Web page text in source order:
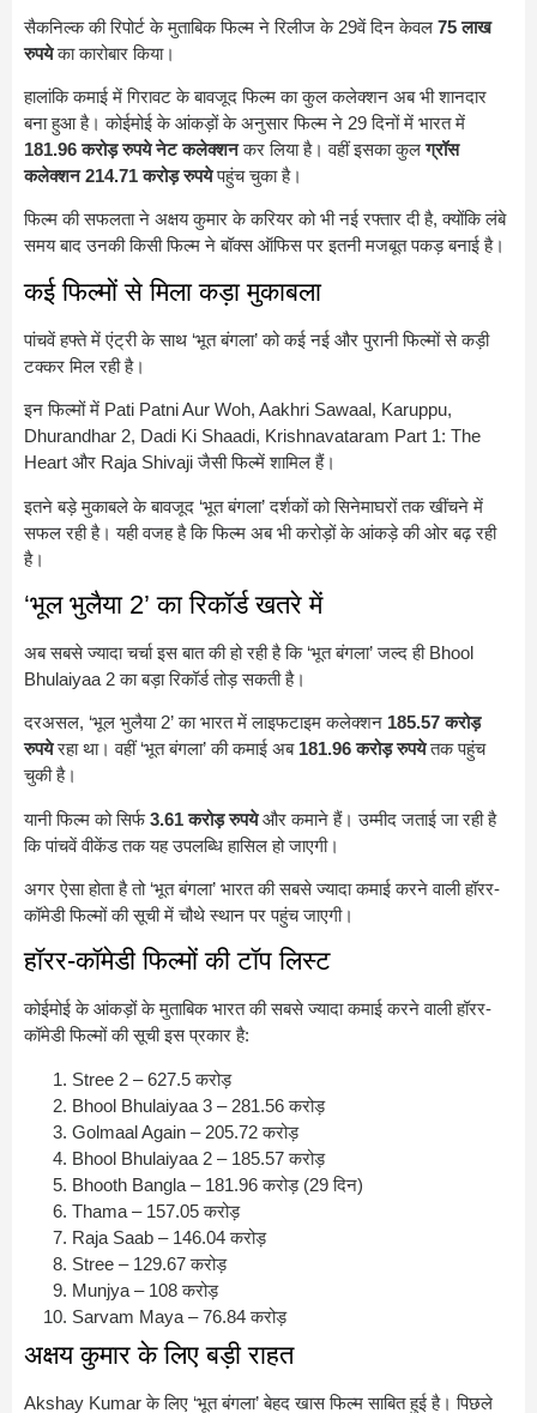
सैकनिल्क की रिपोर्ट के मुताबिक फिल्म ने रिलीज के 29वें दिन केवल 75 लाख
रुपयेका कारोबार किया।
हालांकि कमाई में गिरावट के बावजूद फिल्म का कुल कलेक्शन अब भी शानदार
बना हुआ है। कोईमोई के आंकड़ों के अनुसार फिल्म ने 29 दिनों में भारत में
181.96 करोड़ रुपये नेट कलेक्शनकर लिया है। वहीं इसका कुलग्रॉस
कलेक्शन 214.71 करोड़ रुपयेपहुंच चुका है।
फिल्म की सफलता ने अक्षय कुमार के करियर को भी नई रफ्तार दी है, क्योंकि लंबे
समय बाद उनकी किसी फिल्म ने बॉक्स ऑफिस पर इतनी मजबूत पकड़ बनाई है।
कई फिल्मों से मिला कड़ा मुकाबला
पांचवें हफ्ते में एंट्री के साथ ‘भूत बंगला’ को कई नई और पुरानी फिल्मों से कड़ी
टक्कर मिल रही है।
इन फिल्मों में Pati Patni Aur Woh, Aakhri Sawaal, Karuppu,
Dhurandhar 2, Dadi Ki Shaadi, Krishnavataram Part 1: The
Heart और Raja Shivajiजैसी फिल्में शामिल हैं।
इतने बड़े मुकाबले के बावजूद ‘भूत बंगला’ दर्शकों को सिनेमाघरों तक खींचने में
सफल रही है। यही वजह है कि फिल्म अब भी करोड़ों के आंकड़े की ओर बढ़ रही
है।
‘भूल भुलैया 2’ का रिकॉर्ड खतरे में
अब सबसे ज्यादा चर्चा इस बात की हो रही है कि ‘भूत बंगला’ जल्द ही Bhool
Bhulaiyaa 2का बड़ा रिकॉर्ड तोड़ सकती है।
दरअसल, ‘भूल भुलैया 2’ का भारत में लाइफटाइम कलेक्शन 185.57 करोड़
रुपयेरहा था। वहीं ‘भूत बंगला’ की कमाई अब 181.96 करोड़ रुपयेतक पहुंच
चुकी है।
यानी फिल्म को सिर्फ3.61 करोड़ रुपयेऔर कमाने हैं। उम्मीद जताई जा रही है
कि पांचवें वीकेंड तक यह उपलब्धि हासिल हो जाएगी।
अगर ऐसा होता है तो ‘भूत बंगला’ भारत की सबसे ज्यादा कमाई करने वाली हॉरर-
कॉमेडी फिल्मों की सूची में चौथे स्थान पर पहुंच जाएगी।
हॉरर-कॉमेडी फिल्मों की टॉप लिस्ट
कोईमोई के आंकड़ों के मुताबिक भारत की सबसे ज्यादा कमाई करने वाली हॉरर-
कॉमेडी फिल्मों की सूची इस प्रकार है:
Stree 2 – 627.5 करोड़
Bhool Bhulaiyaa 3 – 281.56 करोड़
Golmaal Again – 205.72 करोड़
Bhool Bhulaiyaa 2 – 185.57 करोड़
Bhooth Bangla – 181.96 करोड़ (29 दिन)
Thama – 157.05 करोड़
Raja Saab – 146.04 करोड़
Stree – 129.67 करोड़
Munjya – 108 करोड़
Sarvam Maya – 76.84 करोड़
अक्षय कुमार के लिए बड़ी राहत
Akshay Kumarके लिए ‘भूत बंगला’ बेहद खास फिल्म साबित हुई है। पिछले